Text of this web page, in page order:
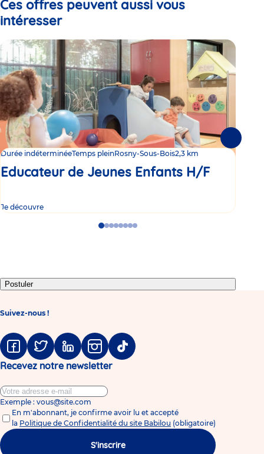
Ces offres peuvent aussi vous
intéresser
Durée indéterminéeTemps pleinRosny-Sous-Bois2,3 km
Educateur de Jeunes Enfants H/F
Je découvre
GoGoGoGoGoGo
GoGo
Postuler
Suivez-nous !
FacebookTwitter LinkedinInstagramTiktok
Recevez notre newsletter
Exemple : vous@site.com
En m'abonnant, je confirme avoir lu et accepté
la Politique de Confidentialité du site Babilou (obligatoire)
S'inscrire